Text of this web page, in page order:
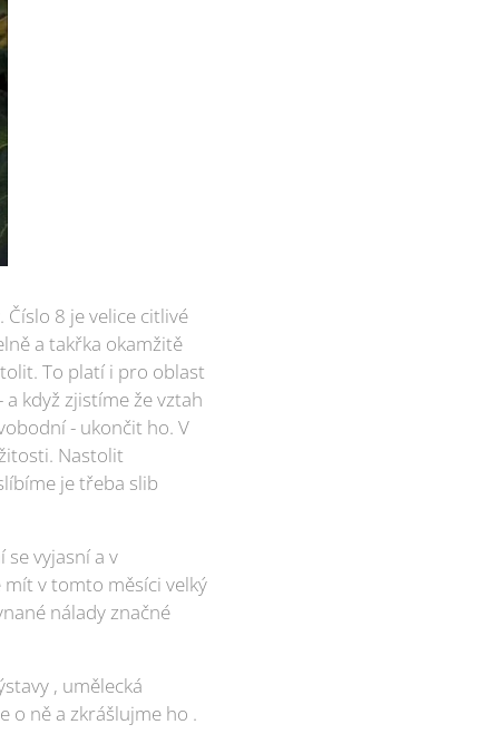
8 je velice citlivé
a takřka okamžitě
To platí i pro oblast
když zjistíme že vztah
- ukončit ho. V
Nastolit
je třeba slib
vyjasní a v
v tomto měsíci velký
nálady značné
, umělecká
o ně a zkrášlujme ho .